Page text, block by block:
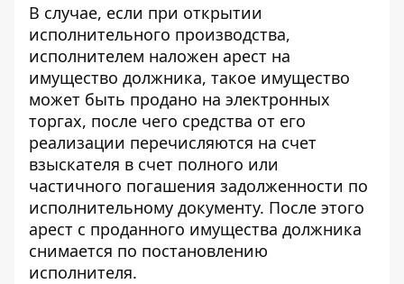
В случае, если при открытии
исполнительного производства,
исполнителем наложен арест на
имущество должника, такое имущество
может быть продано на электронных
торгах, после чего средства от его
реализации перечисляются на счет
взыскателя в счет полного или
частичного погашения задолженности по
исполнительному документу. После этого
арест с проданного имущества должника
снимается по постановлению
исполнителя.